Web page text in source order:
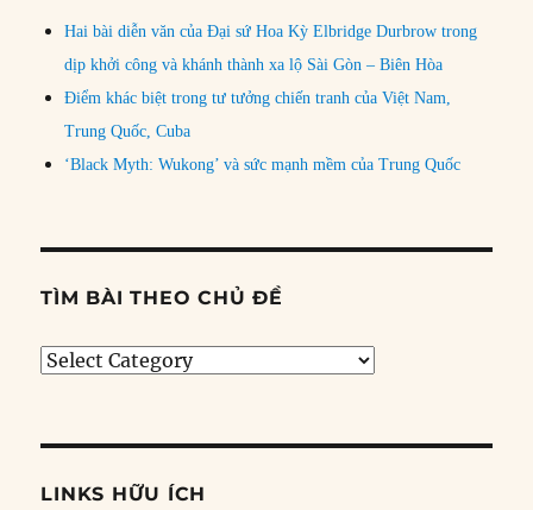
Hai bài diễn văn của Đại sứ Hoa Kỳ Elbridge Durbrow trong
dịp khởi công và khánh thành xa lộ Sài Gòn – Biên Hòa
Điểm khác biệt trong tư tưởng chiến tranh của Việt Nam,
Trung Quốc, Cuba
‘Black Myth: Wukong’ và sức mạnh mềm của Trung Quốc
TÌM BÀI THEO CHỦ ĐỀ
Tìm
đề
LINKS HỮU ÍCH